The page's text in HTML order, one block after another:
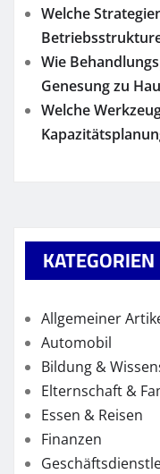
Welche
Wie
Genesung zu
Welche
KATEGORIEN
Allgemeiner
Automobil
Bildung &
Elternschaft &
Essen & Reisen
Finanzen